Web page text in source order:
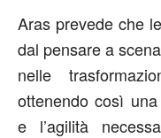
Aras prevede che
dal pensare a
nelle
ottenendo così
e l’agilità